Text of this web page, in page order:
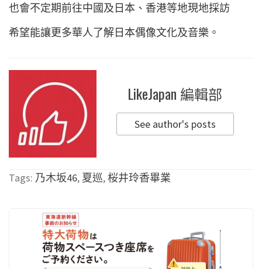
也會不定期前往中國及日本、香港等地現地採訪
希望能讓更多華人了解日本偶像文化及音樂。
LikeJapan 編輯部
See author's posts
Tags: 乃木坂46, 夏巡,桜井玲香畢業